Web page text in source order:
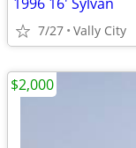
7/27 Vally City
$2,000